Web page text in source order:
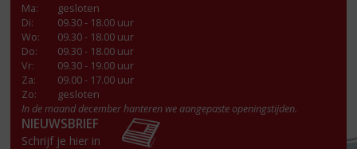
Ma:
gesloten
Di:
09.30 - 18.00 uur
Wo:
09.30 - 18.00 uur
Do:
09.30 - 18.00 uur
Vr:
09.30 - 19.00 uur
Za:
09.00 - 17.00 uur
Zo:
gesloten
In de maand december hanteren we aangepaste openingstijden.
NIEUWSBRIEF
Schrijf je hier in